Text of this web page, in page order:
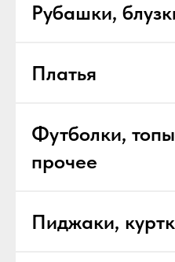
Рубашки,
Платья
Футболки,
прочее
Пиджаки,